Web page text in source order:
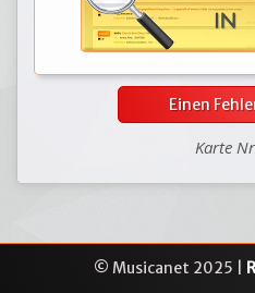
Einen
Karte
© Musicanet 2025 |